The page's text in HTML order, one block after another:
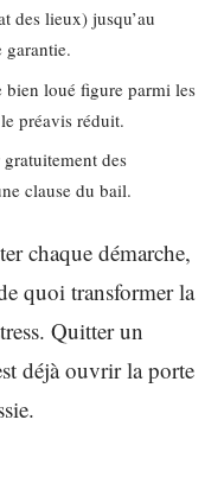
des lieux) jusqu’au
garantie.
bien loué figure parmi les
préavis réduit.
des
clause du bail.
chaque démarche,
quoi transformer la
Quitter un
déjà ouvrir la porte